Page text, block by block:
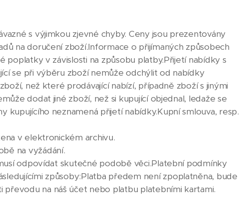
s výjimkou zjevné chyby. Ceny jsou prezentovány
na doručení zboží.Informace o přijímaných způsobech
poplatky v závislosti na způsobu platby.Přijetí nabídky s
se při výběru zboží nemůže odchýlit od nabídky
než které prodávající nabízí, případně zboží s jinými
dodat jiné zboží, než si kupující objednal, ledaže se
neznamená přijetí nabídky.Kupní smlouva, resp.
v elektronickém archivu.
na vyžádání.
odpovídat skutečné podobě věci.Platební podmínky
způsoby:Platba předem není zpoplatněna, bude
na náš účet nebo platbu platebními kartami.